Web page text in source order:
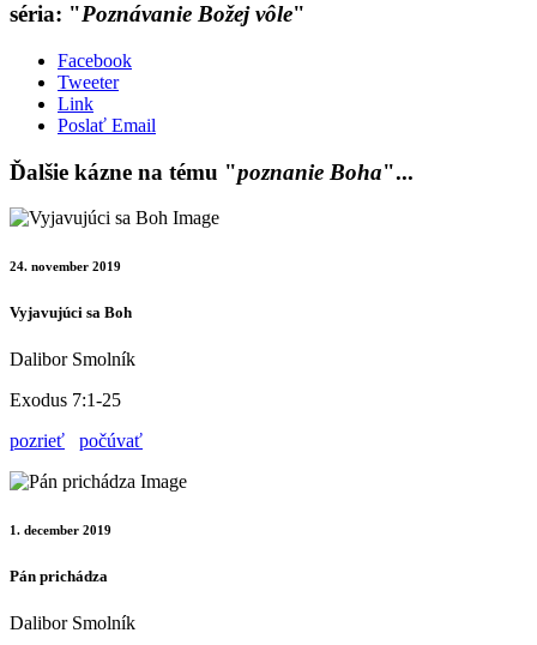
séria: "Poznávanie Božej vôle"
Facebook
Tweeter
Link
Poslať Email
Ďalšie kázne na tému "poznanie Boha"...
24. november 2019
Vyjavujúci sa Boh
Dalibor Smolník
Exodus 7:1-25
pozrieť
počúvať
1. december 2019
Pán prichádza
Dalibor Smolník